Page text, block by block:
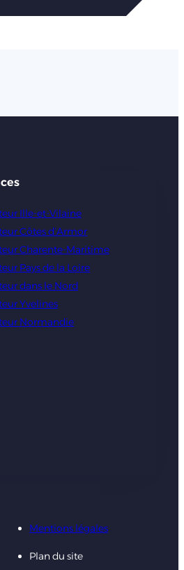
Ille-et-Vilaine
Côtes d’Armor
Charente-Maritime
Pays de la Loire
dans le Nord
Yvelines
Normandie
Mentions légales
Plan du site